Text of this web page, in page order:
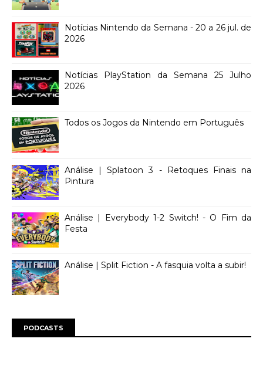
Notícias Nintendo da Semana - 20 a 26 jul. de
2026
Notícias PlayStation da Semana 25 Julho
2026
Todos os Jogos da Nintendo em Português
Análise | Splatoon 3 - Retoques Finais na
Pintura
Análise | Everybody 1-2 Switch! - O Fim da
Festa
Análise | Split Fiction - A fasquia volta a subir!
PODCASTS